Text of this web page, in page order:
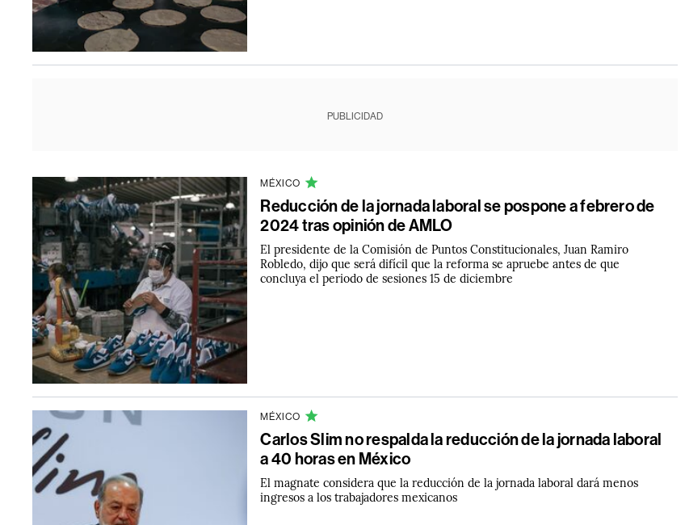
PUBLICIDAD
MÉXICO
Reducción de la jornada laboral se pospone a febrero de
2024 tras opinión de AMLO
El presidente de la Comisión de Puntos Constitucionales, Juan Ramiro
Robledo, dijo que será difícil que la reforma se apruebe antes de que
concluya el periodo de sesiones 15 de diciembre
MÉXICO
Carlos Slim no respalda la reducción de la jornada laboral
a 40 horas en México
El magnate considera que la reducción de la jornada laboral dará menos
ingresos a los trabajadores mexicanos